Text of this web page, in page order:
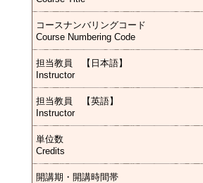
コースナンバリングコード
Course Numbering Code
担当教員 【日本語】
Instructor
担当教員 【英語】
Instructor
単位数
Credits
開講期・開講時間帯